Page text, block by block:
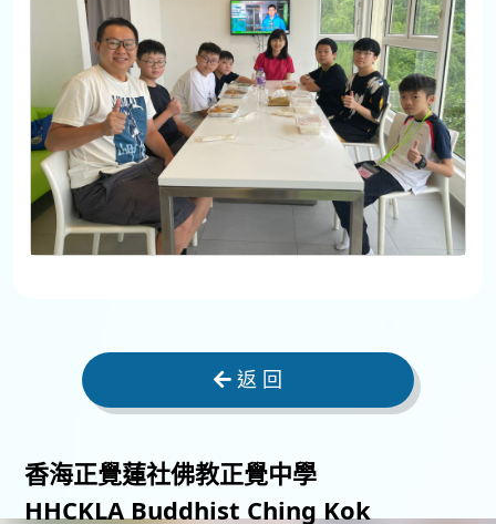
返 回
香海正覺蓮社佛教正覺中學
HHCKLA Buddhist Ching Kok